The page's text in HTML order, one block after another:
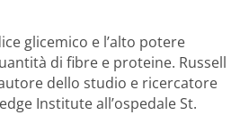
glicemico e l’alto potere
di fibre e proteine. Russell
dello studio e ricercatore
Institute all’ospedale St.